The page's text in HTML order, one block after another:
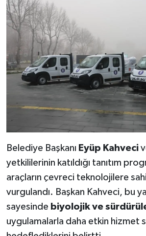
Belediye Başkanı Eyüp Kahveci
yetkililerinin katıldığı tanıtım
araçların çevreci teknolojilere
vurgulandı. Başkan Kahveci, bu
sayesinde biyolojik ve
uygulamalarla daha etkin hizmet
Vefat Haberleri
Yaşam